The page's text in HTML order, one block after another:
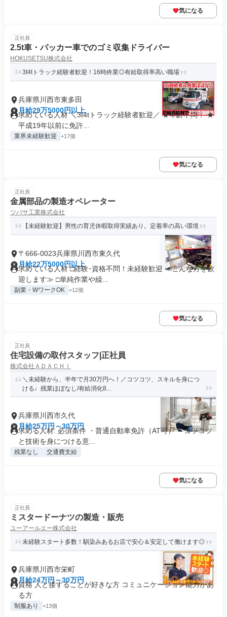
気になる
正社員
2.5t車・パッカー車でのゴミ収集ドライバー
HOKUSETSU株式会社
3t4tトラック経験者歓迎！16時終業◎有給取得率高い職場
兵庫県川西市東多田
月給29万5000円以上
求めている人材 ＼3t4tトラック経験者歓迎／ ★年齢不問！ ★
平成19年以前に免許...
業界未経験歓迎 +17個
気になる
正社員
金属部品の製造オペレーター
ツバサ工業株式会社
【未経験歓迎】男性の育児休暇取得実績あり。定着率の高い環境
〒666-0023兵庫県川西市東久代
月給22万5000円以上
求めている人材 □経験･資格不問！未経験歓迎 ≪こんな方を歓
迎します≫ □単純作業や繰...
副業・WワークOK +12個
気になる
正社員
住宅設備の取付スタッフ|正社員
株式会社ＡＤＡＣＨＩ
＼未経験から、半年で月30万円へ！／コツコツ、スキルを身につ
ける♩残業ほぼなし/有給消化8...
兵庫県川西市久代
月給25万円～30万円
求める人材: 必須条件 ・普通自動車免許（AT可） ・コツコツ
と技術を身につける意...
残業なし 交通費支給
気になる
正社員
ミスタードーナツの製造・販売
ユーアールエー株式会社
未経験スタート多数！馴染みあるお店で安心＆安定して働けます◎
兵庫県川西市栄町
月給24万円～30万円
資格 人と接することが好きな方 コミュニケーション能力があ
る方
制服あり +13個